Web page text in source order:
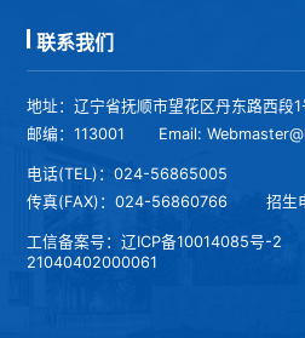
联系我们
地址：辽宁省抚顺市望花区丹东路西段1
邮编：113001
Email:
电话(TEL)：024-56865005
传真(FAX)：024-56860766
招生
工信备案号：辽ICP备10014085号-2
21040402000061